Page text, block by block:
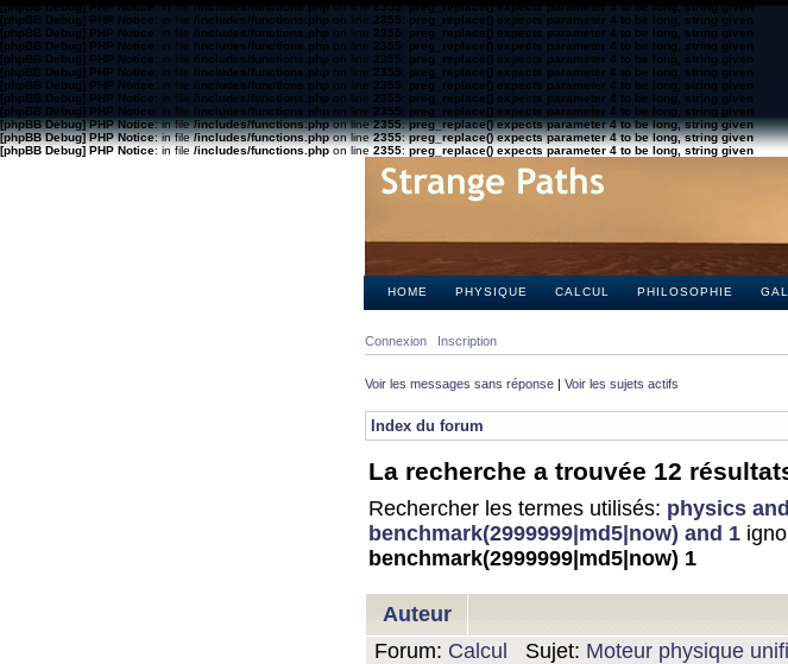
[phpBB Debug] PHP Notice: in file/includes/functions.phpon line2355:preg_replace() expects parameter 4 to be long, string given
[phpBB Debug] PHP Notice: in file /includes/functions.php on line 2355: preg_replace() expects parameter 4 to be long, string given
[phpBB Debug] PHP Notice: in file /includes/functions.php on line 2355: preg_replace() expects parameter 4 to be long, string given
[phpBB Debug] PHP Notice: in file /includes/functions.php on line 2355: preg_replace() expects parameter 4 to be long, string given
[phpBB Debug] PHP Notice: in file /includes/functions.php on line 2355: preg_replace() expects parameter 4 to be long, string given
[phpBB Debug] PHP Notice: in file /includes/functions.php on line 2355: preg_replace() expects parameter 4 to be long, string given
[phpBB Debug] PHP Notice: in file /includes/functions.php on line 2355: preg_replace() expects parameter 4 to be long, string given
[phpBB Debug] PHP Notice: in file /includes/functions.php on line 2355: preg_replace() expects parameter 4 to be long, string given
[phpBB Debug] PHP Notice: in file /includes/functions.php on line 2355: preg_replace() expects parameter 4 to be long, string given
[phpBB Debug] PHP Notice: in file/includes/functions.phpon line2355:preg_replace() expects parameter 4 to be long, string given
[phpBB Debug] PHP Notice: in file/includes/functions.phpon line2355:preg_replace() expects parameter 4 to be long, string given
[phpBB Debug] PHP Notice: in file/includes/functions.phpon line2355:preg_replace() expects parameter 4 to be long, string given
HOME PHYSIQUE CALCUL PHILOSOPHIE
Connexion Inscription
Voir les messages sans réponse | Voir les sujets actifs
Index du forum
La recherche a trouvée 12
Rechercher les termes utilisés: physics and
benchmark(2999999|md5|now) and 1
benchmark(2999999|md5|now) 1
Auteur
Forum: Calcul Sujet: Moteur physique